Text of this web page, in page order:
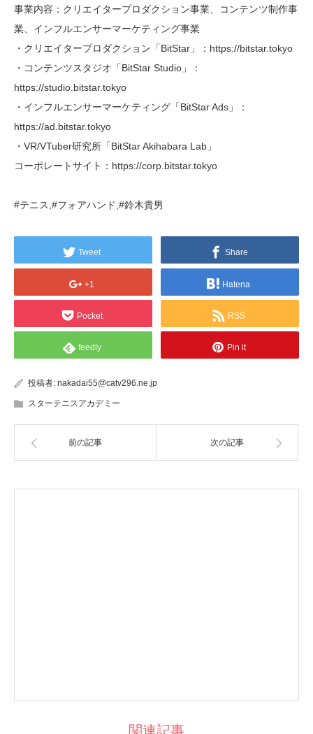
事業内容：クリエイタープロダクション事業、コンテンツ制作事
業、インフルエンサーマーケティング事業
・クリエイタープロダクション「BitStar」：https://bitstar.tokyo
・コンテンツスタジオ「BitStar Studio」：
https://studio.bitstar.tokyo
・インフルエンサーマーケティング「BitStar Ads」：
https://ad.bitstar.tokyo
・VR/VTuber研究所「BitStar Akihabara Lab」
コーポレートサイト：https://corp.bitstar.tokyo
#テニス,#フォアハンド,#鈴木貴男
Tweet Share
+1 Hatena
Pocket RSS
feedly Pin it
投稿者: nakadai55@catv296.ne.jp
スターテニスアカデミー
前の記事 次の記事
関連記事